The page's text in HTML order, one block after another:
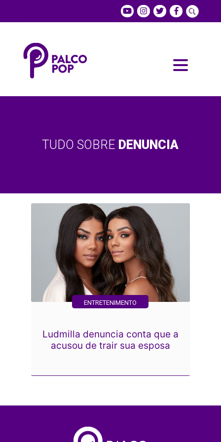
TUDO SOBRE DENUNCIA
ENTRETENIMENTO
Ludmilla denuncia conta que a
acusou de trair sua esposa